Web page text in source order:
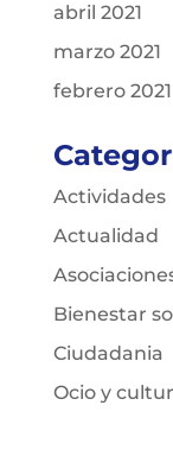
abril 2021
marzo 2021
febrero 2021
Actividades
Actualidad
Bienestar
Ciudadania
Ocio y